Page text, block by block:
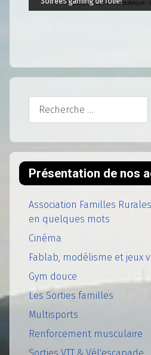
Rechercher
Présentation de nos
Association Familles
en quelques mots
Cinéma
Fablab, modélisme et jeux
Gym douce
Les Sorties familles
Multisports
Renforcement musculaire